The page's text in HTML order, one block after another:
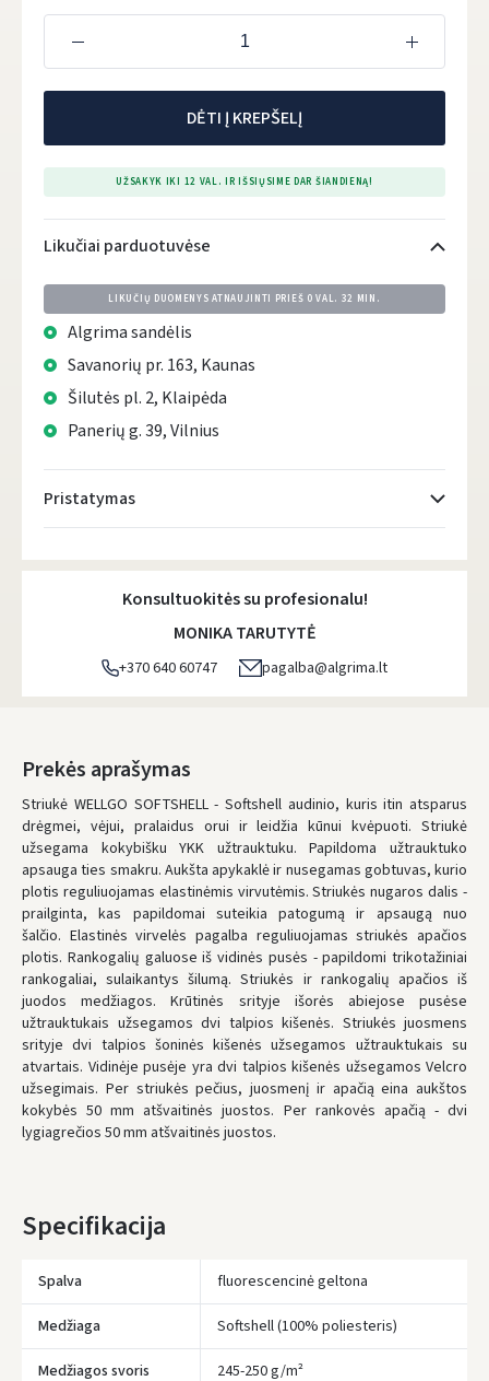
DĖTI Į KREPŠELĮ
UŽSAKYK IKI 12 VAL. IR IŠSIŲSIME DAR ŠIANDIENĄ!
Likučiai parduotuvėse
LIKUČIŲ DUOMENYS ATNAUJINTI PRIEŠ 0 VAL. 32 MIN.
Algrima sandėlis
Savanorių pr. 163, Kaunas
Šilutės pl. 2, Klaipėda
Panerių g. 39, Vilnius
Pristatymas
Atsiėmimo taškai- 0.00 €
DPD kurjeris - 5.00 €
DPD paštomatai- 4.00 €
LP Express paštomatai
LP Express kurjeris- 4.00 €
Pirmadienį, Rugpjūčio 10 d.
UŽSAKYMUS NUO80 € PRISTATOME NEMOKAMAI!
IKI NEMOKAMO PRISTATYMO TRŪKSTA:80 €
* Pristatymo terminai yra preliminarūs ir gali priklausyti nuo kurjerių
užimtumo.
Konsultuokitės su profesionalu!
MONIKA TARUTYTĖ
+370 640 60747 pagalba@algrima.lt
Prekės aprašymas
Striukė WELLGO SOFTSHELL - Softshell audinio, kuris itin atsparus
drėgmei, vėjui, pralaidus orui ir leidžia kūnui kvėpuoti. Striukė
užsegama kokybišku YKK užtrauktuku. Papildoma užtrauktuko
apsauga ties smakru. Aukšta apykaklė ir nusegamas gobtuvas, kurio
plotis reguliuojamas elastinėmis virvutėmis. Striukės nugaros dalis -
prailginta, kas papildomai suteikia patogumą ir apsaugą nuo
šalčio. Elastinės virvelės pagalba reguliuojamas striukės apačios
plotis. Rankogalių galuose iš vidinės pusės - papildomi trikotažiniai
rankogaliai, sulaikantys šilumą. Striukės ir rankogalių apačios iš
juodos medžiagos. Krūtinės srityje išorės abiejose pusėse
užtrauktukais užsegamos dvi talpios kišenės. Striukės juosmens
srityje dvi talpios šoninės kišenės užsegamos užtrauktukais su
atvartais. Vidinėje pusėje yra dvi talpios kišenės užsegamos Velcro
užsegimais. Per striukės pečius, juosmenį ir apačią eina aukštos
kokybės 50 mm atšvaitinės juostos. Per rankovės apačią - dvi
lygiagrečios 50 mm atšvaitinės juostos.
Specifikacija
Spalva fluorescencinė geltona
Medžiaga Softshell (100% poliesteris)
Medžiagos svoris 245-250 g/m²